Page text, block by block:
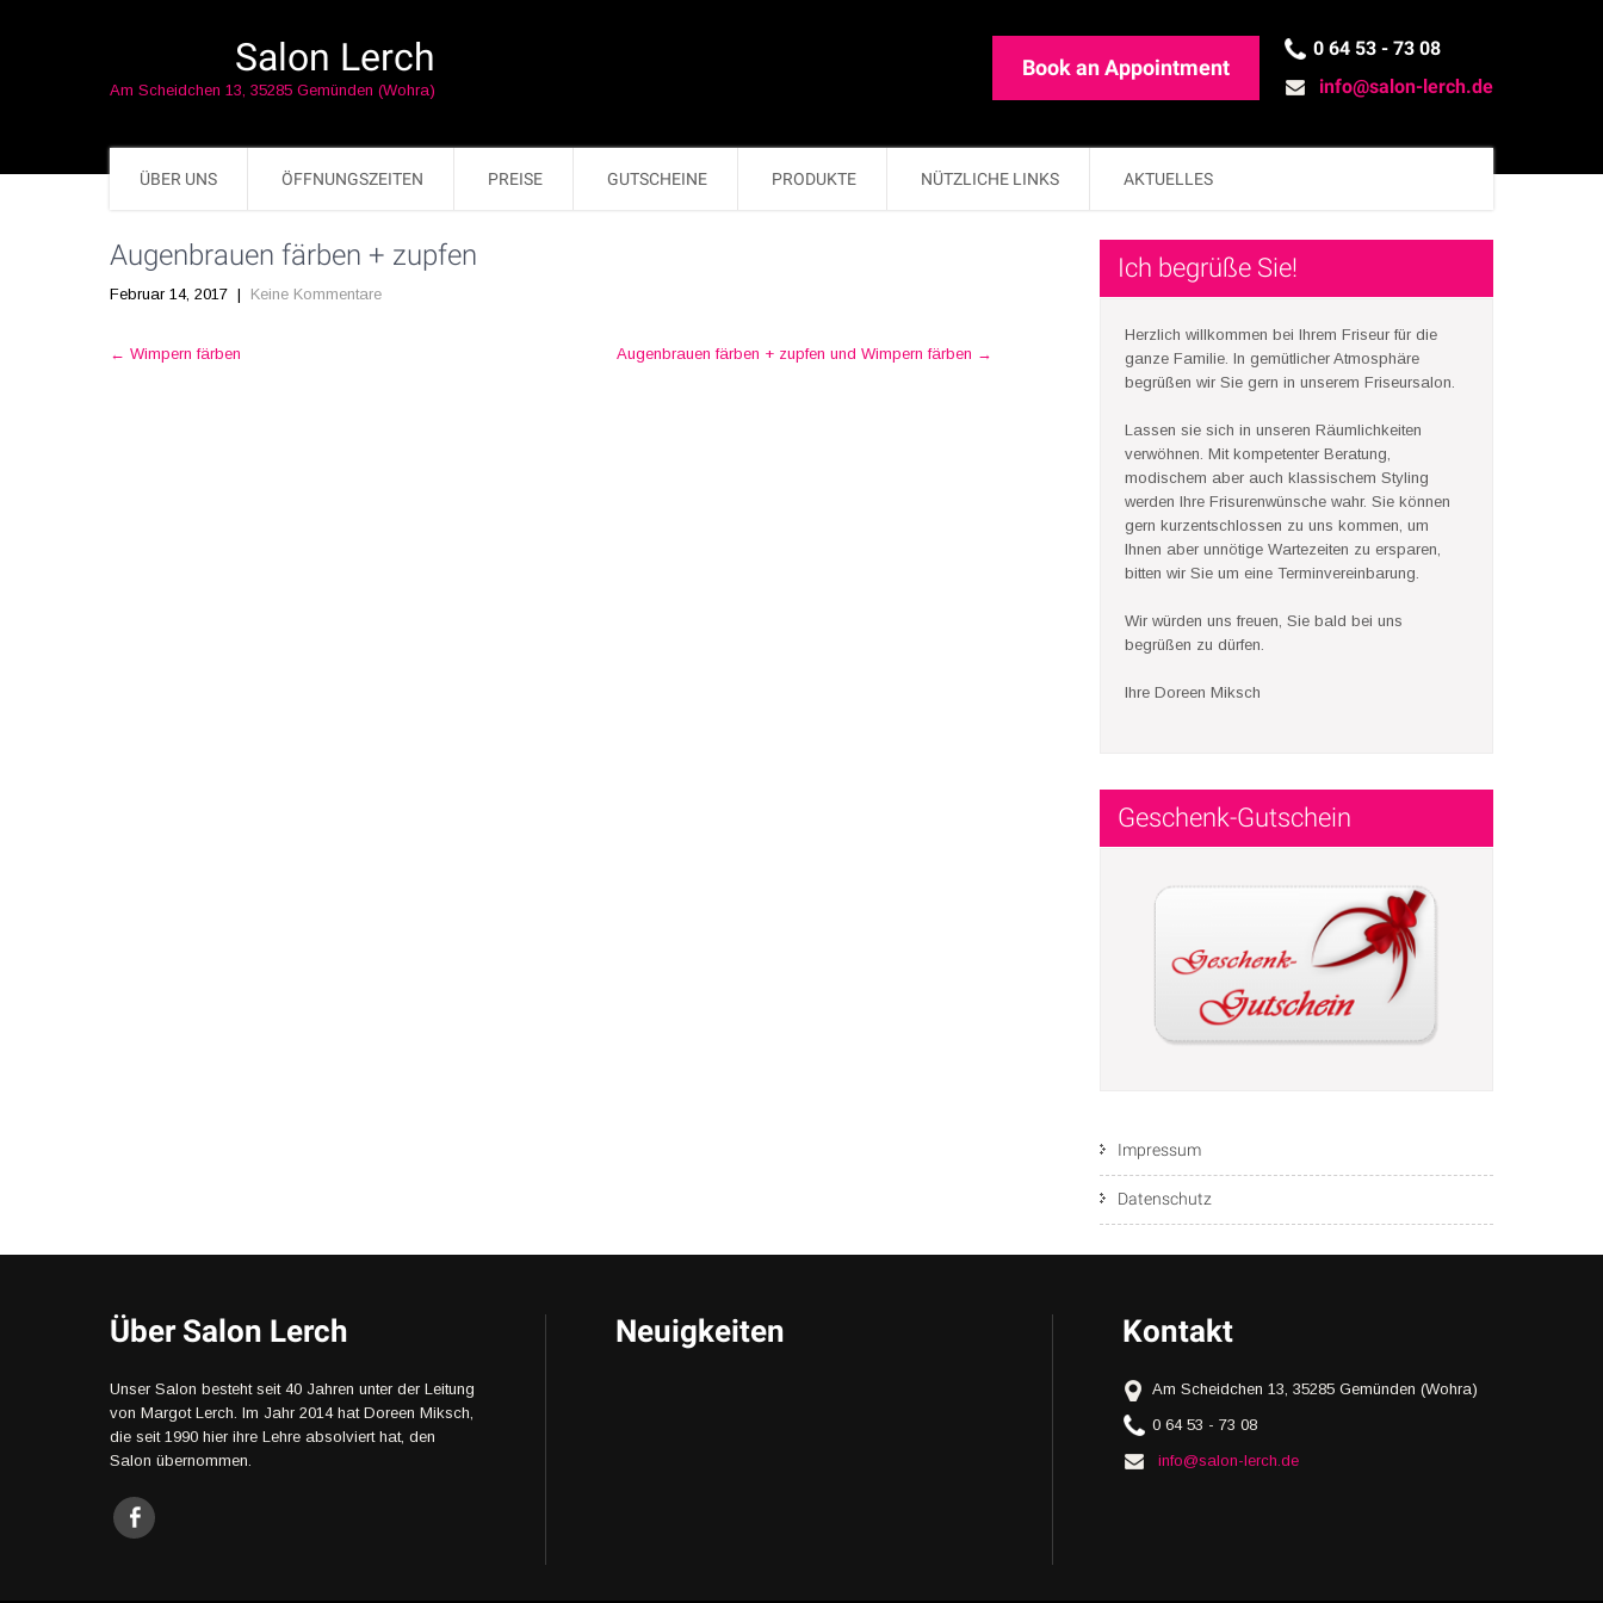
Salon Lerch
Am Scheidchen 13, 35285 Gemünden (Wohra)
0 64 53 - 73 08
info@salon-lerch.de
Book an Appointment
ÜBER UNS ÖFFNUNGSZEITEN PREISE GUTSCHEINE PRODUKTE NÜTZLICHE LINKS AKTUELLES
Augenbrauen färben + zupfen
Februar 14, 2017 | Keine Kommentare
Post
← Wimpern färben Augenbrauen färben + zupfen und Wimpern färben →
Ich begrüße Sie!
Herzlich willkommen bei Ihrem Friseur für die
ganze Familie. In gemütlicher Atmosphäre
begrüßen wir Sie gern in unserem Friseursalon.
Lassen sie sich in unseren Räumlichkeiten
verwöhnen. Mit kompetenter Beratung,
modischem aber auch klassischem Styling
werden Ihre Frisurenwünsche wahr. Sie können
gern kurzentschlossen zu uns kommen, um
Ihnen aber unnötige Wartezeiten zu ersparen,
bitten wir Sie um eine Terminvereinbarung.
Wir würden uns freuen, Sie bald bei uns
begrüßen zu dürfen.
Ihre Doreen Miksch
Geschenk-Gutschein
Impressum
Datenschutz
Über Salon Lerch
Unser Salon besteht seit 40 Jahren unter der Leitung
von Margot Lerch. Im Jahr 2014 hat Doreen Miksch,
die seit 1990 hier ihre Lehre absolviert hat, den
Salon übernommen.
Neuigkeiten Kontakt
Am Scheidchen 13, 35285 Gemünden (Wohra)
0 64 53 - 73 08
info@salon-lerch.de